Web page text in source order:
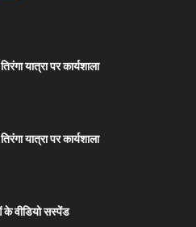
यात्रा पर कार्यशाला
यात्रा पर कार्यशाला
के वीडियो सस्पेंड